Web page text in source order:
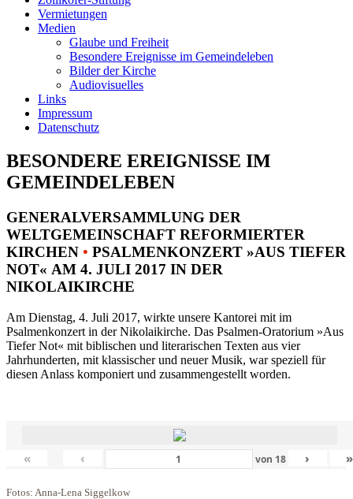
Vermietungen
Medien
Glaube und Freiheit
Besondere Ereignisse im Gemeindeleben
Bilder der Kirche
Audiovisuelles
Links
Impressum
Datenschutz
BESONDERE EREIGNISSE IM
GEMEINDELEBEN
GENERALVERSAMMLUNG DER
WELTGEMEINSCHAFT REFORMIERTER
KIRCHEN • PSALMENKONZERT »AUS TIEFER
NOT« AM 4. JULI 2017 IN DER
NIKOLAIKIRCHE
Am Dienstag, 4. Juli 2017, wirkte unsere Kantorei mit im
Psalmenkonzert in der Nikolaikirche. Das Psalmen-Oratorium »Aus
Tiefer Not« mit biblischen und literarischen Texten aus vier
Jahrhunderten, mit klassischer und neuer Musik, war speziell für
diesen Anlass komponiert und zusammengestellt worden.
« ‹ von 18 › »
Fotos: Anna-Lena Siggelkow